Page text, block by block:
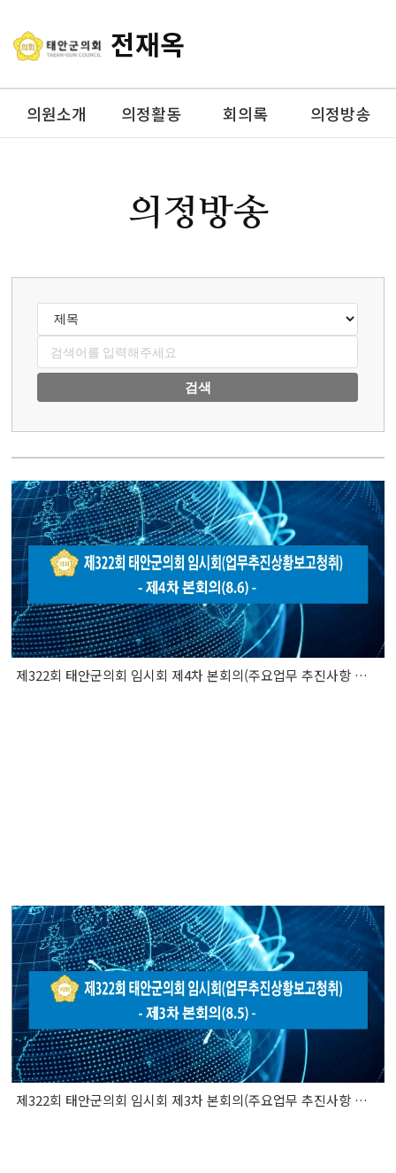
전재옥
의원소개 의정활동 회의록 의정방송
의정방송
검색
제322회 태안군의회 임시회 제4차 본회의(주요업무 추진사항 보고 청취)
제322회 태안군의회 임시회 제3차 본회의(주요업무 추진사항 보고 청취)